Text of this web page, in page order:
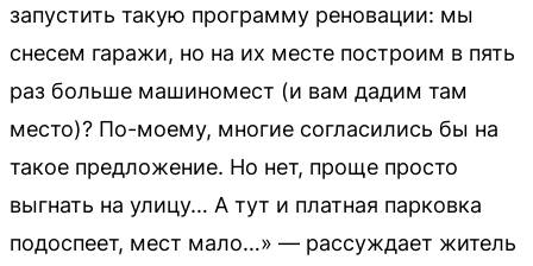
запустить такую программу реновации: мы
снесем гаражи, но на их месте построим в пять
раз больше машиномест (и вам дадим там
место)? По-моему, многие согласились бы на
такое предложение. Но нет, проще просто
выгнать на улицу… А тут и платная парковка
подоспеет, мест мало…» — рассуждает житель